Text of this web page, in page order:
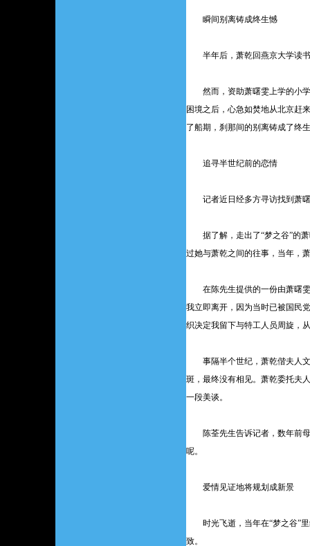
瞬间别离铸成终生憾
半年后，萧乾回燕京大学读书
然而，资助萧曙雯上学的小学
困境之后，心急如焚地从北京赶
了船期，刹那间的别离铸成了终
追寻半世纪前的恋情
记者近日经多方寻访找到萧曙
据了解，走出了“梦之谷”的萧
过她与萧乾之间的往事，当年，
在陈先生提供的一份由萧曙雯
我立即离开，因为当时已被国民
织决定我留下与特工人员周旋，
事隔半个世纪，萧乾偕夫人文
斑，最终没有相见。萧乾委托夫
一段美谈。
陈荃先生告诉记者，数年前母
呢。
爱情见证地将规划成新景
时光飞逝，当年在“梦之谷”里
致。